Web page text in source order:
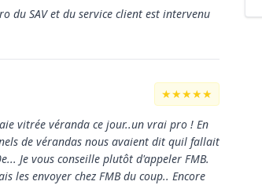
du SAV et du service client est intervenu
★★★★★
vitrée véranda ce jour..un vrai pro ! En
de vérandas nous avaient dit quil fallait
Je vous conseille plutôt d'appeler FMB.
les envoyer chez FMB du coup.. Encore